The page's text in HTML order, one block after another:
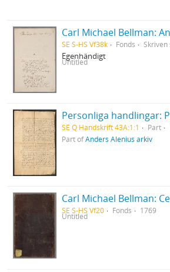
SE S-HS Vf38k Fonds Skriven
Egenhändigt
Untitled
SE Q Handskrift 43A:1:1 Part
Part ofAnders Alenius arkiv
SE S-HS Vf20 Fonds 1769
Untitled